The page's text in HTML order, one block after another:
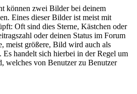
können zwei Bilder bei deinem
Eines dieser Bilder ist meist mit
Oft sind dies Sterne, Kästchen oder
oder deinen Status im Forum
meist größere, Bild wird auch als
Es handelt sich hierbei in der Regel um
welches von Benutzer zu Benutzer